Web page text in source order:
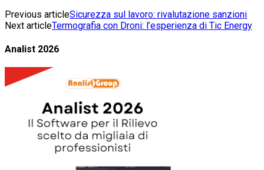
Previous articleSicurezza sul lavoro: rivalutazione sanzioni
Next articleTermografia con Droni: l’esperienza di Tic Energy
Analist 2026